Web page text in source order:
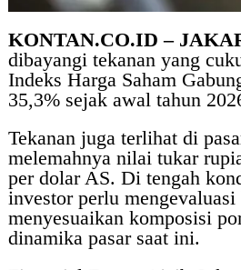
KONTAN.CO.ID –
dibayangi tekanan yang
Indeks Harga Saham
35,3% sejak awal tahun
Tekanan juga terlihat di
melemahnya nilai tukar
per dolar AS. Di tengah
investor perlu
menyesuaikan komposisi
dinamika pasar saat ini.